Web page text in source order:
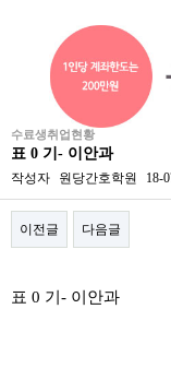
수료생취업현황
표 0 기- 이안과
작성자 원당간호학원 18-
이전글 다음글
표 0 기- 이안과